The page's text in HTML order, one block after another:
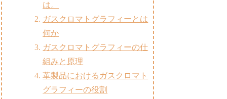
は。
ガスクロマトグラフィーとは
何か
ガスクロマトグラフィーの仕
組みと原理
革製品におけるガスクロマト
グラフィーの役割